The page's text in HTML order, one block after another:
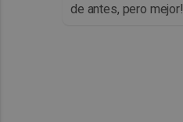
de antes, pero mejor!